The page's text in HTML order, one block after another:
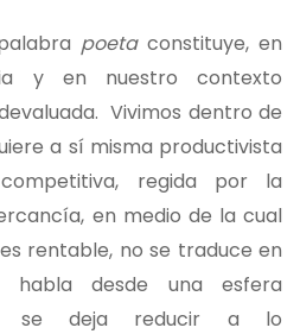
poetaconstituye, en
y en nuestro contexto
Vivimos dentro de
a sí misma productivista
regida por la
en medio de la cual
rentable, no se traduce en
habla desde una esfera
se deja reducir a lo